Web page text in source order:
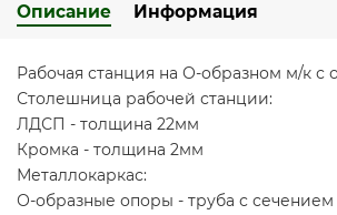
Описание Информация
Рабочая станция на О-образном м/к с
Столешница рабочей станции:
ЛДСП - толщина 22мм
Кромка - толщина 2мм
Металлокаркас:
О-образные опоры - труба с